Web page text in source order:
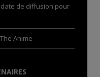
de diffusion pour
Anime